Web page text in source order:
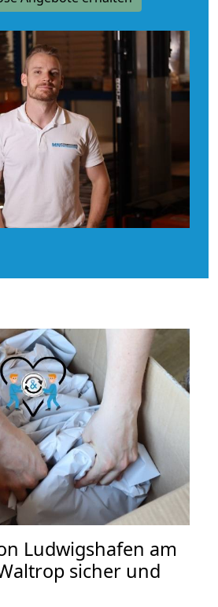
Ludwigshafen am
sicher und